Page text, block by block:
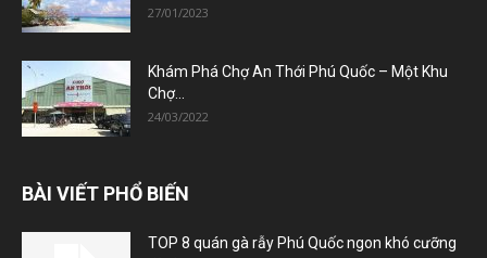
27/01/2023
Khám Phá Chợ An Thới Phú Quốc – Một Khu
Chợ...
24/03/2022
BÀI VIẾT PHỔ BIẾN
TOP 8 quán gà rẫy Phú Quốc ngon khó cưỡng